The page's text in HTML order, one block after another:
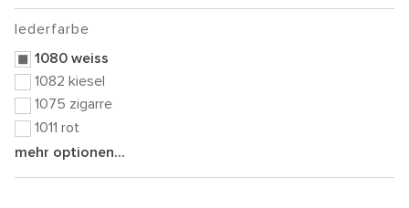
lederfarbe
1080 weiss
1082 kiesel
1075 zigarre
1011 rot
mehr optionen...